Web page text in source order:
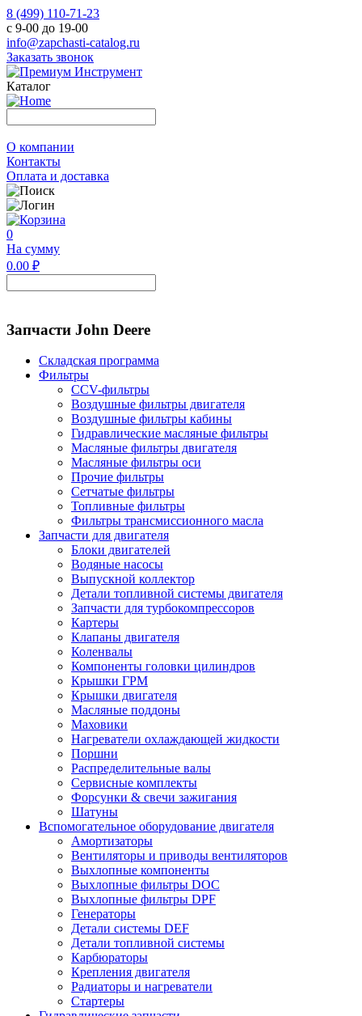
8 (499) 110-71-23
с 9-00 до 19-00
info@zapchasti-catalog.ru
Заказать звонок
Каталог
О компании
Контакты
Оплата и доставка
0
На сумму
0.00 ₽
Запчасти John Deere
Складская программа
Фильтры
CCV-фильтры
Воздушные фильтры двигателя
Воздушные фильтры кабины
Гидравлические масляные фильтры
Масляные фильтры двигателя
Масляные фильтры оси
Прочие фильтры
Сетчатые фильтры
Топливные фильтры
Фильтры трансмиссионного масла
Запчасти для двигателя
Блоки двигателей
Водяные насосы
Выпускной коллектор
Детали топливной системы двигателя
Запчасти для турбокомпрессоров
Картеры
Клапаны двигателя
Коленвалы
Компоненты головки цилиндров
Крышки ГРМ
Крышки двигателя
Масляные поддоны
Маховики
Нагреватели охлаждающей жидкости
Поршни
Распределительные валы
Сервисные комплекты
Форсунки & свечи зажигания
Шатуны
Вспомогательное оборудование двигателя
Амортизаторы
Вентиляторы и приводы вентиляторов
Выхлопные компоненты
Выхлопные фильтры DOC
Выхлопные фильтры DPF
Генераторы
Детали системы DEF
Детали топливной системы
Карбюраторы
Крепления двигателя
Радиаторы и нагреватели
Стартеры